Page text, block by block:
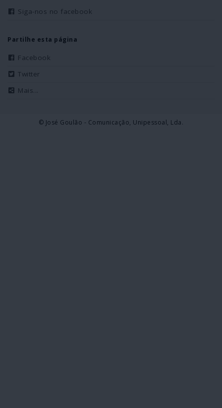
Siga-nos no facebook
Partilhe esta página
Facebook
Twitter
Mais...
© José Goulão - Comunicação, Unipessoal, Lda.